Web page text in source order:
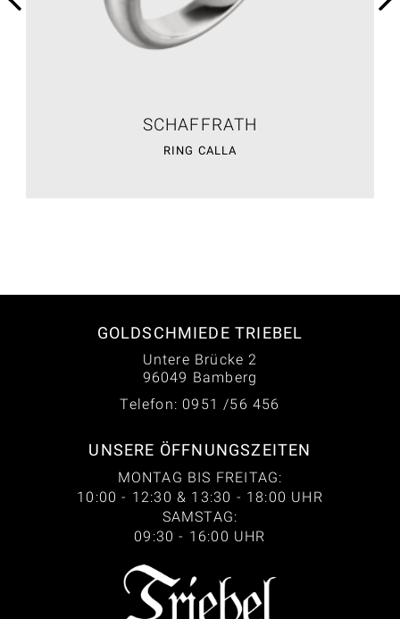
SCHAFFRATH
RING CALLA
GOLDSCHMIEDE TRIEBEL
Untere Brücke 2
96049 Bamberg
Telefon: 0951 /56 456
UNSERE ÖFFNUNGSZEITEN
MONTAG BIS FREITAG:
10:00 - 12:30 & 13:30 - 18:00 UHR
SAMSTAG:
09:30 - 16:00 UHR